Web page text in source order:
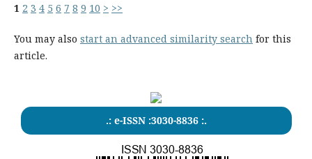
1 2 3 4 5 6 7 8 9 10 > >>
You may also start an advanced similarity search for this
article.
.: e-ISSN :3030-8836 :.